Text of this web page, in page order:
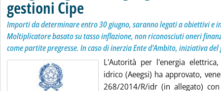
gestioni Cipe
Importi da determinare entro 30 giugno, saranno legati a obiettivi e
Moltiplicatore basato su tasso inflazione, non riconosciuti oneri
come partite pregresse. In caso di inerzia Ente d'Ambito, iniziativa del
L'Autorità per l'energia
idrico (Aeegsi) ha approvato,
268/2014/R/idr (in allegato)